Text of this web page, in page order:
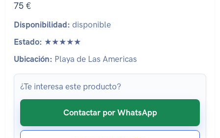
75 €
Disponibilidad: disponible
Estado: ★★★★★
Ubicación: Playa de Las Americas
¿Te interesa este producto?
Contactar por WhatsApp